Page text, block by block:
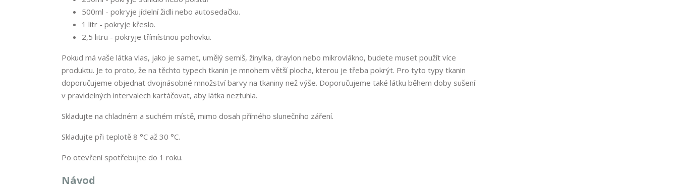
500ml - pokryje jídelní židli nebo autosedačku.
1 litr - pokryje křeslo.
2,5 litru - pokryje třímístnou pohovku.
Pokud má vaše látka vlas, jako je samet, umělý semiš, žinylka, draylon nebo mikrovlákno, budete muset použít více
produktu. Je to proto, že na těchto typech tkanin je mnohem větší plocha, kterou je třeba pokrýt. Pro tyto typy tkanin
doporučujeme objednat dvojnásobné množství barvy na tkaniny než výše. Doporučujeme také látku během doby sušení
v pravidelných intervalech kartáčovat, aby látka neztuhla.
Skladujte na chladném a suchém místě, mimo dosah přímého slunečního záření.
Skladujte při teplotě 8 °C až 30 °C.
Po otevření spotřebujte do 1 roku.
Návod